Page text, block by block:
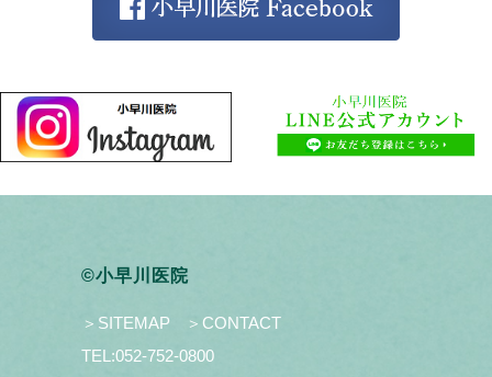
©小早川医院
＞SITEMAP
＞CONTACT
TEL:052-752-0800